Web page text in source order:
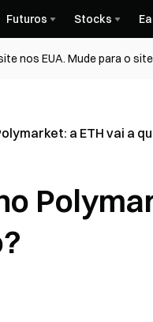
Futuros Stocks
nos EUA. Mude para o
a ETH vai a